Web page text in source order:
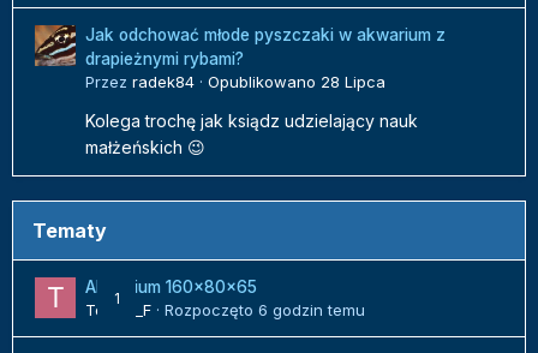
Jak odchować młode pyszczaki w akwarium z
drapieżnymi rybami?
Przez radek84 · Opublikowano 28 Lipca
Kolega trochę jak ksiądz udzielający nauk
małżeńskich 😉
Tematy
1
Akwarium 160x80x65
Tomek_F · Rozpoczęto 6 godzin temu